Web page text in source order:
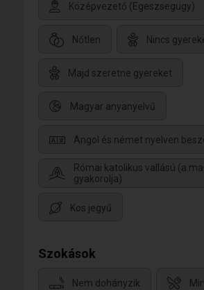
Középvezető (Egeszsegugy)
Nőtlen Nincs
Majd szeretne gyereket
Magyar anyanyelvű
Angol és német nyelven
Római katolikus vallású (a
gyakorolja)
Kos jegyű
Szokások
Nem dohányzik